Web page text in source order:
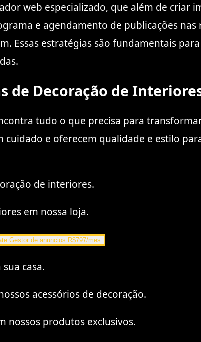
web especializado, que além de criar
e agendamento de publicações nas
Essas estratégias são fundamentais
de Decoração de
tudo o que precisa para
e oferecem qualidade e estilo
de interiores.
em nossa loja.
Gestor de anuncios R$797/mes
casa.
acessórios de decoração.
nossos produtos exclusivos.